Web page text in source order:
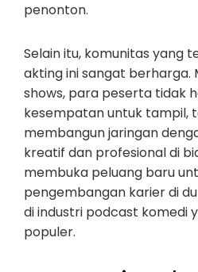
penonton.
Selain itu, komunitas yang
akting ini sangat berharga.
shows, para peserta tidak
kesempatan untuk tampil,
membangun jaringan
kreatif dan profesional di
membuka peluang baru
pengembangan karier di
di industri podcast komedi
populer.